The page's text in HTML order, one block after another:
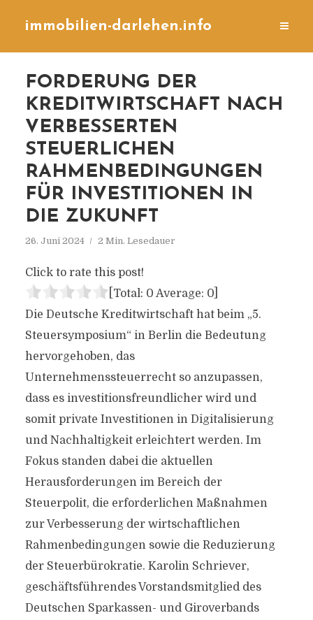
immobilien-darlehen.info
FORDERUNG DER
KREDITWIRTSCHAFT NACH
VERBESSERTEN
STEUERLICHEN
RAHMENBEDINGUNGEN
FÜR INVESTITIONEN IN
DIE ZUKUNFT
26. Juni 2024 2 Min. Lesedauer
Click to rate this post!
[Total: 0 Average: 0]
Die Deutsche Kreditwirtschaft hat beim „5.
Steuersymposium“ in Berlin die Bedeutung
hervorgehoben, das
Unternehmenssteuerrecht so anzupassen,
dass es investitionsfreundlicher wird und
somit private Investitionen in Digitalisierung
und Nachhaltigkeit erleichtert werden. Im
Fokus standen dabei die aktuellen
Herausforderungen im Bereich der
Steuerpolit, die erforderlichen Maßnahmen
zur Verbesserung der wirtschaftlichen
Rahmenbedingungen sowie die Reduzierung
der Steuerbürokratie. Karolin Schriever,
geschäftsführendes Vorstandsmitglied des
Deutschen Sparkassen- und Giroverbands